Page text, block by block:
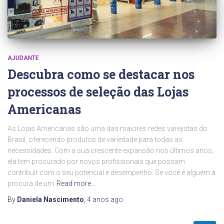
AJUDANTE
Descubra como se destacar nos
processos de seleção das Lojas
Americanas
As Lojas Americanas são uma das maiores redes varejistas do
Brasil, oferecendo produtos de variedade para todas as
necessidades. Com a sua crescente expansão nos últimos anos,
ela tem procurado por novos profissionais que possam
contribuir com o seu potencial e desempenho. Se você é alguém à
procura de um Read more…
By Daniela Nascimento 4 anos ago